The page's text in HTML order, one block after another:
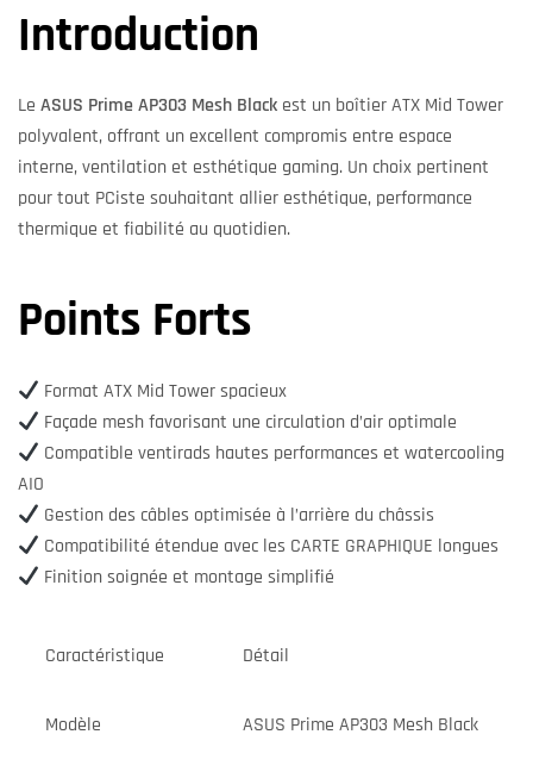
Introduction
Le ASUS Prime AP303 Mesh Black est un boîtier ATX Mid Tower
polyvalent, offrant un excellent compromis entre espace
interne, ventilation et esthétique gaming. Un choix pertinent
pour tout PCiste souhaitant allier esthétique, performance
thermique et fiabilité au quotidien.
Points Forts
Format ATX Mid Tower spacieux
Façade mesh favorisant une circulation d’air optimale
Compatible ventirads hautes performances et watercooling
AIO
Gestion des câbles optimisée à l’arrière du châssis
Compatibilité étendue avec les CARTE GRAPHIQUE longues
Finition soignée et montage simplifié
Caractéristique Détail
Modèle ASUS Prime AP303 Mesh Black